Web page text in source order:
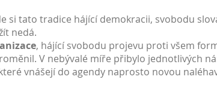
si tato tradice hájící demokracii, svobodu
nedá.
, hájící svobodu projevu proti všem
V nebývalé míře přibylo jednotlivých
vnášejí do agendy naprosto novou